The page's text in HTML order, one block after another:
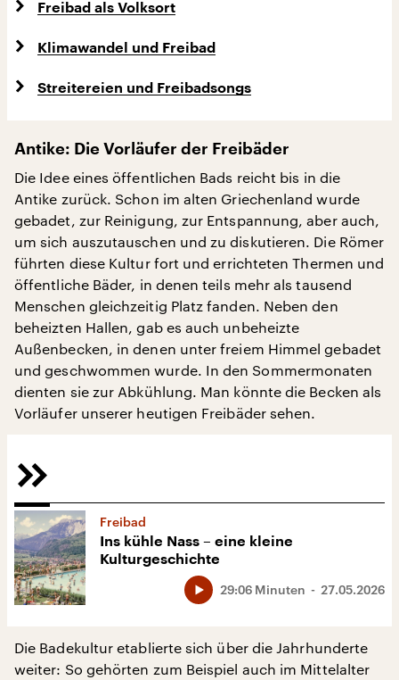
Freibad als Volksort
Klimawandel und Freibad
Streitereien und Freibadsongs
Antike: Die Vorläufer der Freibäder
Die Idee eines öffentlichen Bads reicht bis in die
Antike zurück. Schon im alten Griechenland wurde
gebadet, zur Reinigung, zur Entspannung, aber auch,
um sich auszutauschen und zu diskutieren. Die Römer
führten diese Kultur fort und errichteten Thermen und
öffentliche Bäder, in denen teils mehr als tausend
Menschen gleichzeitig Platz fanden. Neben den
beheizten Hallen, gab es auch unbeheizte
Außenbecken, in denen unter freiem Himmel gebadet
und geschwommen wurde. In den Sommermonaten
dienten sie zur Abkühlung. Man könnte die Becken als
Vorläufer unserer heutigen Freibäder sehen.
Freibad
Ins kühle Nass – eine kleine
Kulturgeschichte
27.05.2026
29:06 Minuten
Die Badekultur etablierte sich über die Jahrhunderte
weiter: So gehörten zum Beispiel auch im Mittelalter